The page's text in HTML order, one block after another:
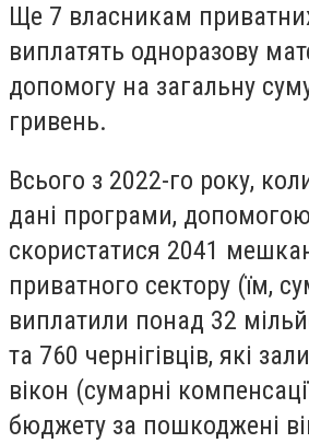
Ще 7 власникам
виплатять одноразову
допомогу на загальну
гривень.
Всього з 2022-го року,
дані програми,
скористатися 2041
приватного сектору (їм,
виплатили понад 32
та 760 чернігівців, які
вікон (сумарні
бюджету за пошкоджені